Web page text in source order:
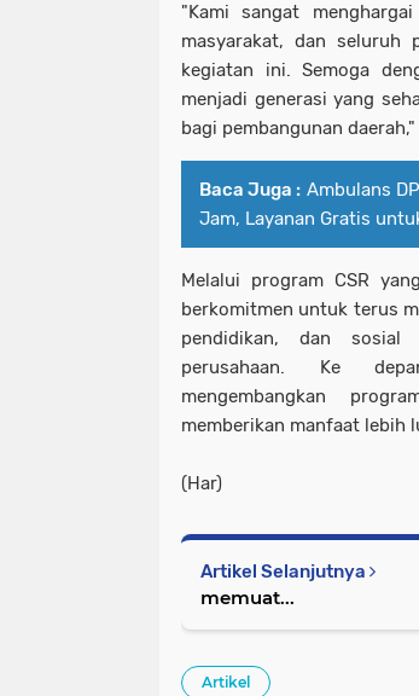
"Kami sangat
masyarakat, dan seluruh
kegiatan ini. Semoga
menjadi generasi yang
bagi pembangunan
Baca Juga : Ambulans
Jam, Layanan Gratis
Melalui program CSR
berkomitmen untuk terus
pendidikan, dan sosial
perusahaan. Ke
mengembangkan
memberikan manfaat lebih
(Har)
Artikel Selanjutnya
memuat...
Artikel